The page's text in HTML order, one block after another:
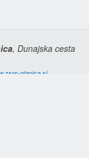
, Dunajska cesta
planica.si